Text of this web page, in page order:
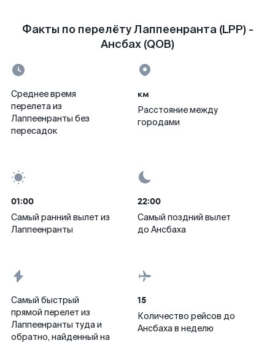
Факты по перелёту Лаппеенранта (LPP) -
Ансбах (QOB)
Среднее время
перелета из
Лаппеенранты без
пересадок
км
Расстояние между
городами
01:00
Самый ранний вылет из
Лаппеенранты
22:00
Самый поздний вылет
до Ансбаха
Самый быстрый
прямой перелет из
Лаппеенранты туда и
обратно, найденный на
15
Количество рейсов до
Ансбаха в неделю